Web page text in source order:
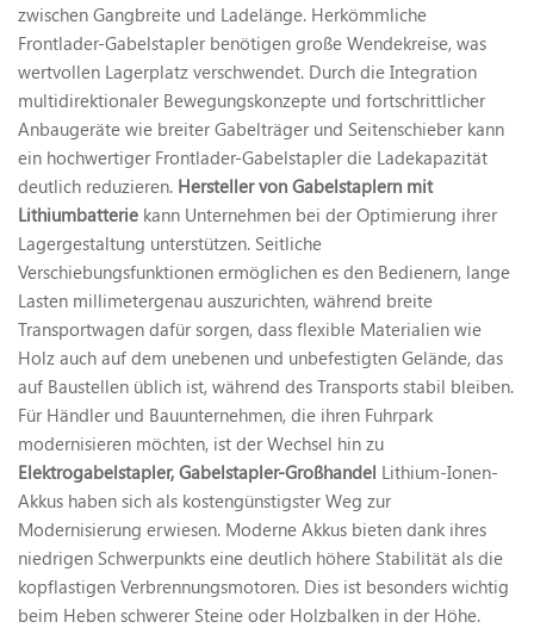
zwischen Gangbreite und Ladelänge. Herkömmliche
Frontlader-Gabelstapler benötigen große Wendekreise, was
wertvollen Lagerplatz verschwendet. Durch die Integration
multidirektionaler Bewegungskonzepte und fortschrittlicher
Anbaugeräte wie breiter Gabelträger und Seitenschieber kann
ein hochwertiger Frontlader-Gabelstapler die Ladekapazität
deutlich reduzieren. Hersteller von Gabelstaplern mit
Lithiumbatterie kann Unternehmen bei der Optimierung ihrer
Lagergestaltung unterstützen. Seitliche
Verschiebungsfunktionen ermöglichen es den Bedienern, lange
Lasten millimetergenau auszurichten, während breite
Transportwagen dafür sorgen, dass flexible Materialien wie
Holz auch auf dem unebenen und unbefestigten Gelände, das
auf Baustellen üblich ist, während des Transports stabil bleiben.
Für Händler und Bauunternehmen, die ihren Fuhrpark
modernisieren möchten, ist der Wechsel hin zu
Elektrogabelstapler, Gabelstapler-Großhandel Lithium-Ionen-
Akkus haben sich als kostengünstigster Weg zur
Modernisierung erwiesen. Moderne Akkus bieten dank ihres
niedrigen Schwerpunkts eine deutlich höhere Stabilität als die
kopflastigen Verbrennungsmotoren. Dies ist besonders wichtig
beim Heben schwerer Steine oder Holzbalken in der Höhe.